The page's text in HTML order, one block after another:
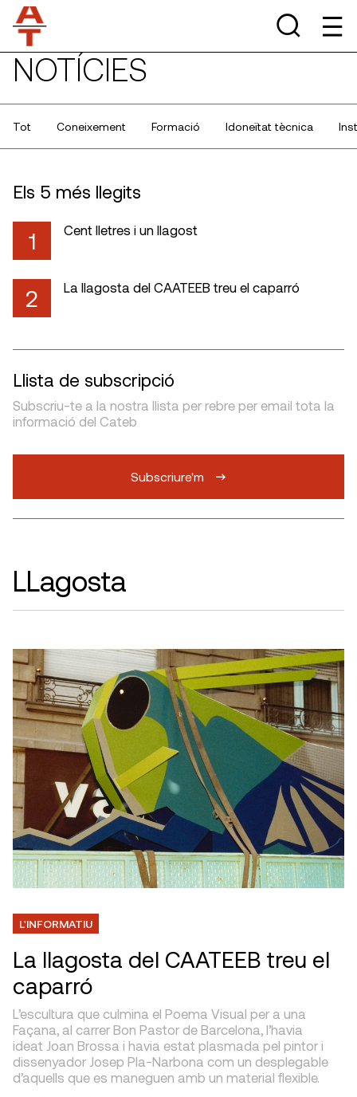
NOTÍCIES
Tot Coneixement Formació Idoneïtat tècnica
Els 5 més llegits
1 Cent lletres i un llagost
2 La llagosta del CAATEEB treu el caparró
Llista de subscripció
Subscriu-te a la nostra llista per rebre per email tota la
informació del Cateb
Subscriure'm
LLagosta
L'INFORMATIU
La llagosta del CAATEEB treu el
caparró
L’escultura que culmina el Poema Visual per a una
Façana, al carrer Bon Pastor de Barcelona, l’havia
ideat Joan Brossa i havia estat plasmada pel pintor i
dissenyador Josep Pla-Narbona com un desplegable
d’aquells que es maneguen amb un material flexible.